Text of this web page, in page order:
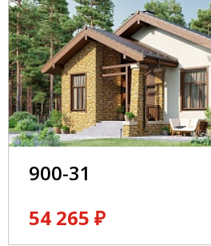
900-31
54 265 ₽